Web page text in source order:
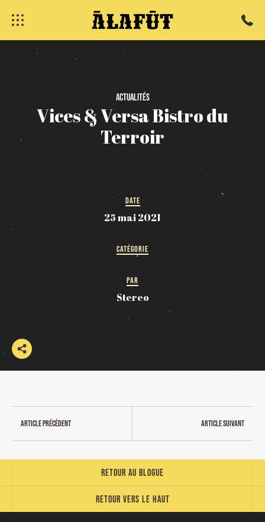
Actualités
Vices&VersaBistrodu
Terroir
DATE
25 mai 2021
CATÉGORIE
PAR
Stereo
Article précédent Article suivant
Retour vers le haut
Retour au blogue